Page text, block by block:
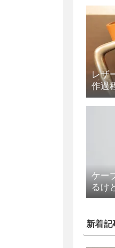
レザ
作過
ケー
るけ
新着記